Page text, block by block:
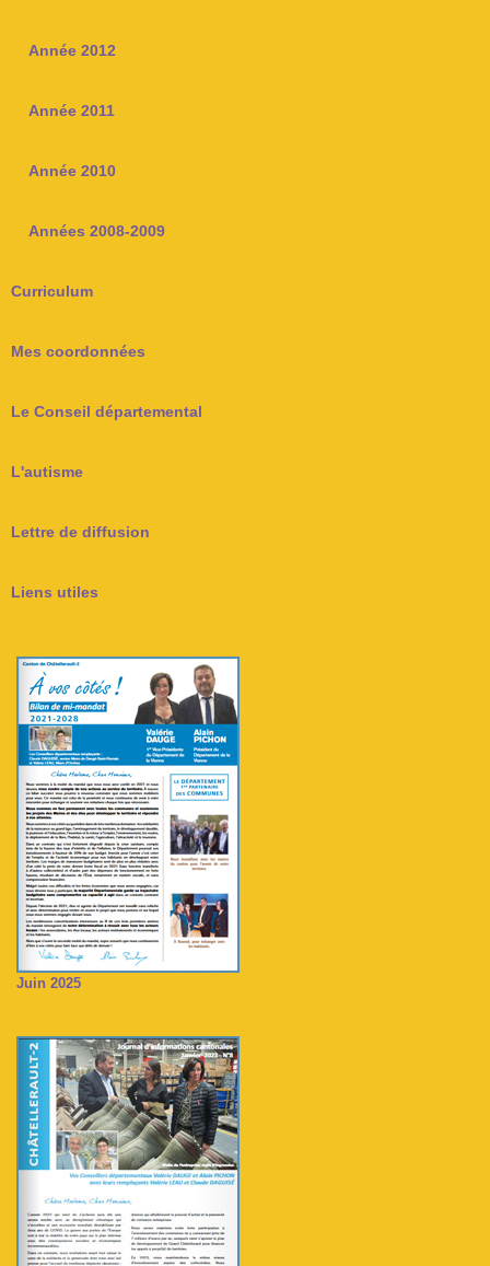
Année 2012
Année 2011
Année 2010
Années 2008-2009
Curriculum
Mes coordonnées
Le Conseil départemental
L'autisme
Lettre de diffusion
Liens utiles
Juin 2025